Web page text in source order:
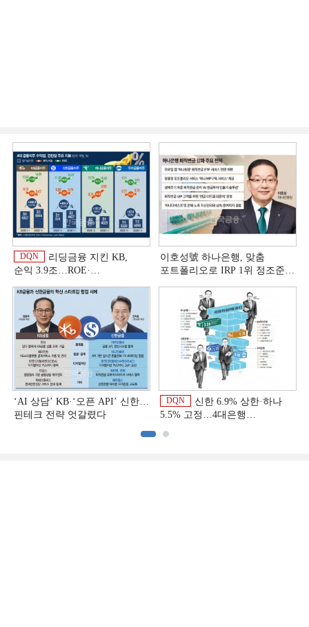
DQN
리딩금융 지킨 KB,
순익 3.9조…ROE·
상반기 금융 리그테이블]
이호성號 하나은행, 맞춤
포트폴리오로 IRP 1위 정조준
‘AI 상담’ KB·‘오픈 API’ 신한…
핀테크 전략 엇갈렸다
DQN
신한 6.9% 상한·하나
5.5% 고정…4대은행